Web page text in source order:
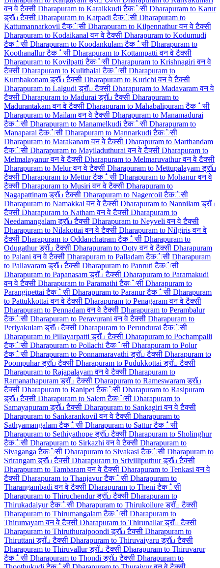
वन वे टैक्सी Dharapuram to Karaikkudi टैक்सी Dharapuram to Karur
ड्रॉப टैक्सी Dharapuram to Katpadi टैक்सी Dharapuram to
Kattumannarkovil टैक்सी Dharapuram to Kilpennathur वन वे टैक्सी
Dharapuram to Kodaikanal वन वे टैक्सी Dharapuram to Kodumudi
टैक்सी Dharapuram to Koodankulam टैक்सी Dharapuram to
Koothanallur टैक்सी Dharapuram to Kottampatti वन वे टैक्सी
Dharapuram to Kovilpatti टैक்सी Dharapuram to Krishnagiri वन वे
टैक्सी Dharapuram to Kulithalai टैक்सी Dharapuram to
Kumbakonam ड्रॉப टैक्सी Dharapuram to Kurichi वन वे टैक्सी
Dharapuram to Lalgudi ड्रॉப टैक्सी Dharapuram to Madavaram वन वे
टैक्सी Dharapuram to Madurai ड्रॉப टैक्सी Dharapuram to
Madurantakam वन वे टैक्सी Dharapuram to Mahabalipuram टैक்सी
Dharapuram to Mailam वन वे टैक्सी Dharapuram to Manamadurai
टैक்सी Dharapuram to Manamelkudi टैक்सी Dharapuram to
Manaparai टैक்सी Dharapuram to Mannarkudi टैक்सी
Dharapuram to Marakanam वन वे टैक्सी Dharapuram to Marthandam
टैक்सी Dharapuram to Mayiladuthurai वन वे टैक्सी Dharapuram to
Melmalayanur वन वे टैक्सी Dharapuram to Melmaruvathur वन वे टैक्सी
Dharapuram to Melur वन वे टैक्सी Dharapuram to Mettupalayam ड्रॉப
टैक्सी Dharapuram to Mettur टैक்सी Dharapuram to Mohanur वन वे
टैक्सी Dharapuram to Musiri वन वे टैक्सी Dharapuram to
Nagapattinam ड्रॉப टैक्सी Dharapuram to Nagercoil टैक்सी
Dharapuram to Namakkal वन वे टैक्सी Dharapuram to Nannilam ड्रॉப
टैक्सी Dharapuram to Natham वन वे टैक्सी Dharapuram to
Needamangalam ड्रॉப टैक्सी Dharapuram to Neyveli वन वे टैक्सी
Dharapuram to Nilakottai वन वे टैक्सी Dharapuram to Nilgiris वन वे
टैक्सी Dharapuram to Oddanchatram टैक்सी Dharapuram to
Odugathur ड्रॉப टैक्सी Dharapuram to Ooty वन वे टैक्सी Dharapuram
to Palani वन वे टैक्सी Dharapuram to Palladam टैक்सी Dharapuram
to Pallavaram ड्रॉப टैक्सी Dharapuram to Panruti टैक்सी
Dharapuram to Papanasam ड्रॉப टैक्सी Dharapuram to Paramakudi
वन वे टैक्सी Dharapuram to Paramathi टैक்सी Dharapuram to
Parangipettai टैक்सी Dharapuram to Paranur टैक்सी Dharapuram
to Pattukkottai वन वे टैक्सी Dharapuram to Penagaram वन वे टैक्सी
Dharapuram to Pennadam वन वे टैक्सी Dharapuram to Perambalur
टैक்सी Dharapuram to Peravurani वन वे टैक्सी Dharapuram to
Periyakulam ड्रॉப टैक्सी Dharapuram to Perundurai टैक்सी
Dharapuram to Pillayarpatti ड्रॉப टैक्सी Dharapuram to Pochampalli
टैक்सी Dharapuram to Pollachi टैक்सी Dharapuram to Polur
टैक்सी Dharapuram to Ponnamaravathi ड्रॉப टैक्सी Dharapuram to
Poompuhar ड्रॉப टैक्सी Dharapuram to Pudukkottai ड्रॉப टैक्सी
Dharapuram to Rajapalayam वन वे टैक्सी Dharapuram to
Ramanathapuram ड्रॉப टैक्सी Dharapuram to Rameswaram ड्रॉப
टैक्सी Dharapuram to Ranipet टैक்सी Dharapuram to Rasipuram
ड्रॉப टैक्सी Dharapuram to Salem टैक்सी Dharapuram to
Samayapuram ड्रॉப टैक्सी Dharapuram to Sankagiri वन वे टैक्सी
Dharapuram to Sankarankovil वन वे टैक्सी Dharapuram to
Sathyamangalam टैक்सी Dharapuram to Sattur टैक்सी
Dharapuram to Sethiyathope ड्रॉப टैक्सी Dharapuram to Sholinghur
टैक்सी Dharapuram to Sirkazhi वन वे टैक्सी Dharapuram to
Sivaganga टैक்सी Dharapuram to Sivakasi टैक்सी Dharapuram to
Srirangam ड्रॉப टैक्सी Dharapuram to Srivilliputhur ड्रॉப टैक्सी
Dharapuram to Tambaram वन वे टैक्सी Dharapuram to Tenkasi वन वे
टैक्सी Dharapuram to Thanjavur टैक்सी Dharapuram to
Tharangambadi वन वे टैक्सी Dharapuram to Theni टैक்सी
Dharapuram to Thiruchendur ड्रॉப टैक्सी Dharapuram to
Thirukadaiyur टैक்सी Dharapuram to Thirukoilure ड्रॉப टैक्सी
Dharapuram to Thirumangalam टैक்सी Dharapuram to
Thirumayam वन वे टैक्सी Dharapuram to Thirunallar ड्रॉப टैक्सी
Dharapuram to Thiruthuraipoondi ड्रॉப टैक्सी Dharapuram to
Thiruttani ड्रॉப टैक्सी Dharapuram to Thiruvaiyaru ड्रॉப टैक्सी
Dharapuram to Thiruvallur ड्रॉப टैक्सी Dharapuram to Thiruvarur
टैक்सी Dharapuram to Thondi ड्रॉப टैक्सी Dharapuram to